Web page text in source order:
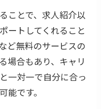
ことで、求人紹介以
ートしてくれること
ど無料のサービスの
場合もあり、キャリ
一対一で自分に合っ
能です。